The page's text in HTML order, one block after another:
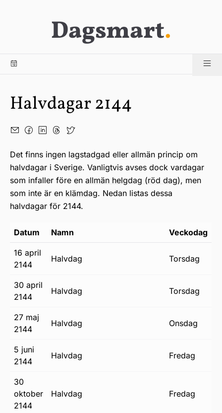
Dagsmart.
Halvdagar 2144
Det finns ingen lagstadgad eller allmän princip om
halvdagar i Sverige. Vanligtvis avses dock vardagar
som infaller före en allmän helgdag (röd dag), men
som inte är en klämdag. Nedan listas dessa
halvdagar för 2144.
Datum Namn Veckodag
16 april
2144
halvdag torsdag
30 april
2144
halvdag torsdag
27 maj
2144
halvdag onsdag
5 juni
2144
halvdag fredag
30
oktober
2144
halvdag fredag